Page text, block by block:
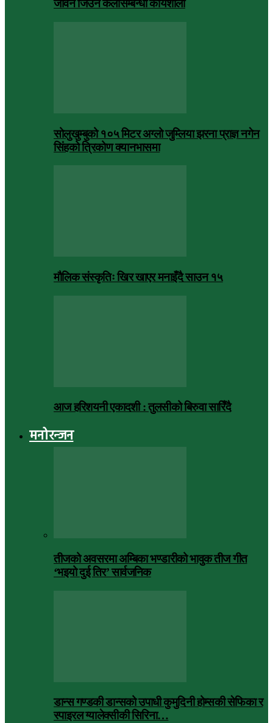
जीवन जिउने कलासम्बन्धी कार्यशाला
सोलुखुम्बुको १०५ मिटर अग्लो जुम्लिया झरना प्राज्ञ नगेन
सिंहको त्रिकोण क्यानभासमा
मौलिक संस्कृतिः खिर खाएर मनाइँदै साउन १५
आज हरिशयनी एकादशी : तुलसीको बिरुवा सारिँदै
मनोरन्जन
तीजको अवसरमा अम्बिका भण्डारीको भावुक तीज गीत
‘भइयो दुई तिर’ सार्वजनिक
डान्स गण्डकी डान्सको उपाधी कुमुदिनी होम्सकी सेफिका र
स्पाइरल ग्यालेक्सीकी सिरिना…